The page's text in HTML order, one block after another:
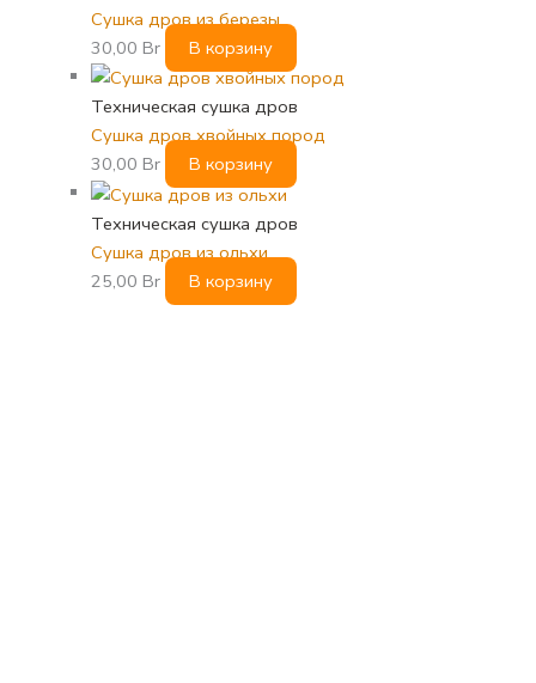
Сушка дров из березы
30,00 Br В корзину
Техническая сушка дров
Сушка дров хвойных пород
30,00 Br В корзину
Техническая сушка дров
Сушка дров из ольхи
25,00 Br В корзину